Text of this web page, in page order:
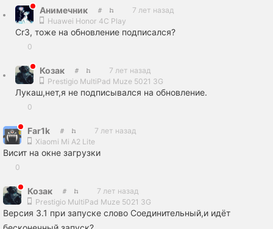
Анимечник
7 лет назад
Huawei Honor 4C Play
Cr3, тоже на обновление подписался?
0
Козак
7 лет назад
Prestigio MultiPad Muze 5021 3G
Лукаш,нет,я не подписывался на обновление.
0
Far1k
7 лет назад
Xiaomi Mi A2 Lite
Висит на окне загрузки
0
Козак
7 лет назад
Prestigio MultiPad Muze 5021 3G
Версия 3.1 при запуске слово Соединительный,и идёт